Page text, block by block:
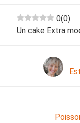
0(0)
Un cake Extra